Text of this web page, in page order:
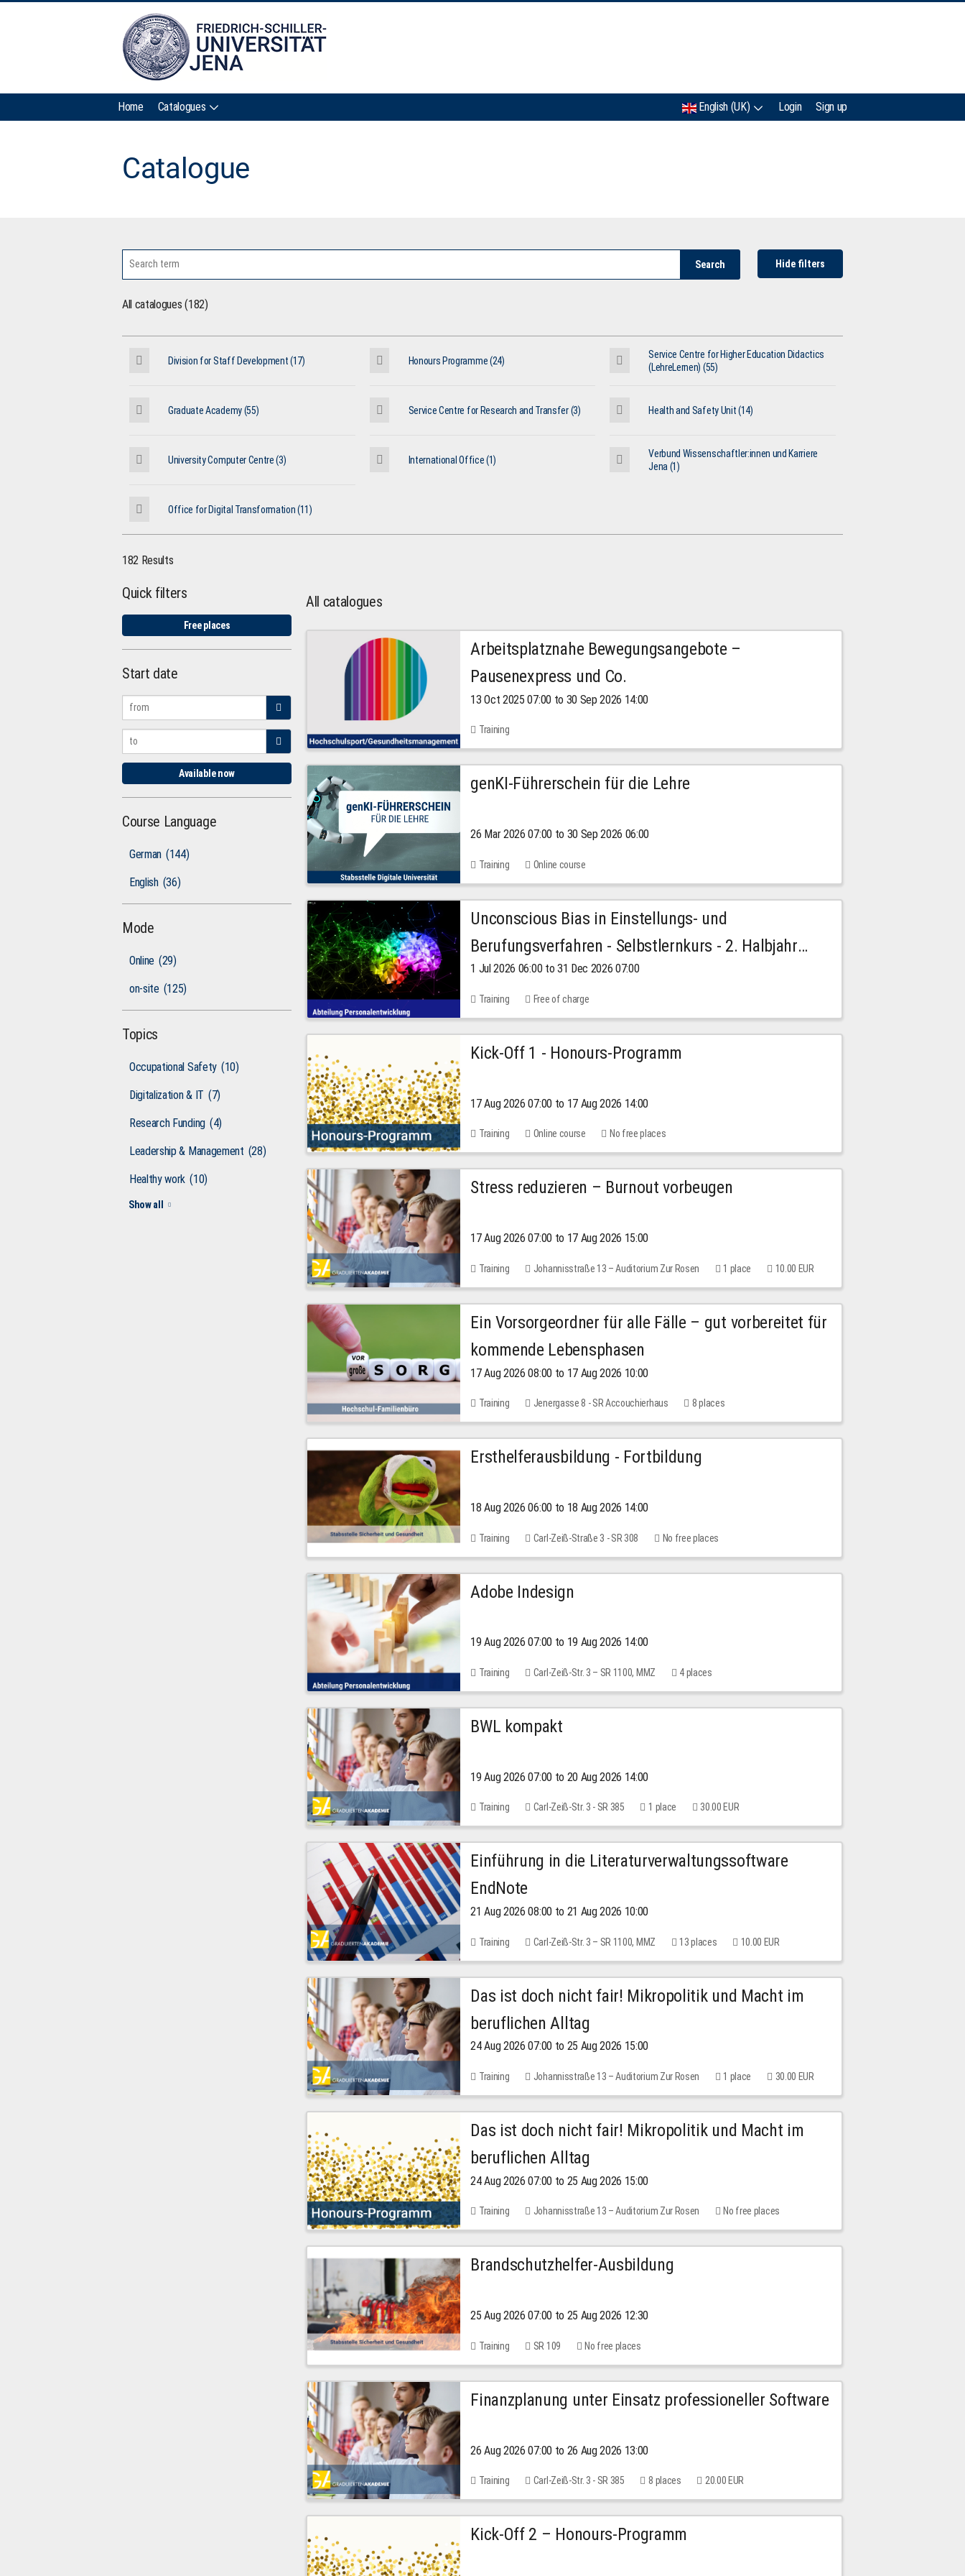
Home Catalogues English (UK) Login Sign up
Catalogue
Search Hide filters
All catalogues (182)
Division for Staff Development (17) Honours Programme (24)
Service Centre for Higher Education Didactics
(LehreLernen) (55)
Graduate Academy (55) Service Centre for Research and Transfer (3) Health and Safety Unit (14)
University Computer Centre (3) International Office (1)
Verbund Wissenschaftler:innen und Karriere
Jena (1)
Office for Digital Transformation (11)
182 Results
Quick filters
Free places
Start date
Available now
Course Language
German (144)
English (36)
Mode
Online (29)
on-site (125)
Topics
Occupational Safety (10)
Digitalization & IT (7)
Research Funding (4)
Leadership & Management (28)
Healthy work (10)
Show all
All catalogues
Arbeitsplatznahe Bewegungsangebote –
Pausenexpress und Co.
13 Oct 2025 07:00 to 30 Sep 2026 14:00
Training
genKI-Führerschein für die Lehre
26 Mar 2026 07:00 to 30 Sep 2026 06:00
Training Online course
Unconscious Bias in Einstellungs- und
Berufungsverfahren - Selbstlernkurs - 2. Halbjahr
2026
1 Jul 2026 06:00 to 31 Dec 2026 07:00
Training Free of charge
Kick-Off 1 - Honours-Programm
17 Aug 2026 07:00 to 17 Aug 2026 14:00
Training Online course No free places
Stress reduzieren – Burnout vorbeugen
17 Aug 2026 07:00 to 17 Aug 2026 15:00
Training Johannisstraße 13 – Auditorium Zur Rosen 1 place 10.00 EUR
Ein Vorsorgeordner für alle Fälle – gut vorbereitet für
kommende Lebensphasen
17 Aug 2026 08:00 to 17 Aug 2026 10:00
Training Jenergasse 8 - SR Accouchierhaus 8 places
Ersthelferausbildung - Fortbildung
18 Aug 2026 06:00 to 18 Aug 2026 14:00
Training Carl-Zeiß-Straße 3 - SR 308 No free places
Adobe Indesign
19 Aug 2026 07:00 to 19 Aug 2026 14:00
Training Carl-Zeiß-Str. 3 – SR 1100, MMZ 4 places
BWL kompakt
19 Aug 2026 07:00 to 20 Aug 2026 14:00
Training Carl-Zeiß-Str. 3 - SR 385 1 place 30.00 EUR
Einführung in die Literaturverwaltungssoftware
EndNote
21 Aug 2026 08:00 to 21 Aug 2026 10:00
Training Carl-Zeiß-Str. 3 – SR 1100, MMZ 13 places 10.00 EUR
Das ist doch nicht fair! Mikropolitik und Macht im
beruflichen Alltag
24 Aug 2026 07:00 to 25 Aug 2026 15:00
Training Johannisstraße 13 – Auditorium Zur Rosen 1 place 30.00 EUR
Das ist doch nicht fair! Mikropolitik und Macht im
beruflichen Alltag
24 Aug 2026 07:00 to 25 Aug 2026 15:00
Training Johannisstraße 13 – Auditorium Zur Rosen No free places
Brandschutzhelfer-Ausbildung
25 Aug 2026 07:00 to 25 Aug 2026 12:30
Training SR 109 No free places
Finanzplanung unter Einsatz professioneller Software
26 Aug 2026 07:00 to 26 Aug 2026 13:00
Training Carl-Zeiß-Str. 3 - SR 385 8 places 20.00 EUR
Kick-Off 2 – Honours-Programm